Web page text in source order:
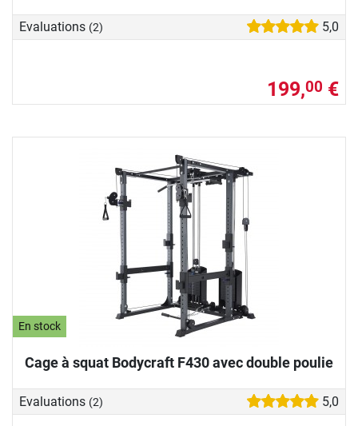
Evaluations (2) 5,0
199,00 €
En stock
Cage à squat Bodycraft F430 avec double poulie
Evaluations (2) 5,0